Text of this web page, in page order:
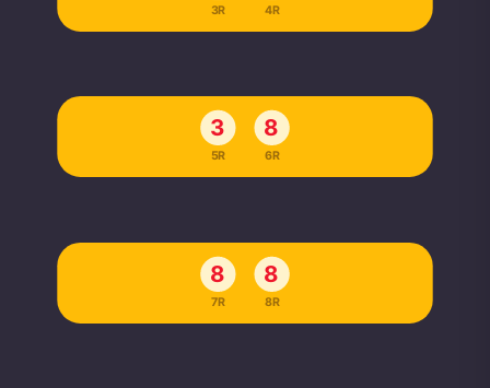
3R 4R
3
5R
8
6R
8
7R
8
8R